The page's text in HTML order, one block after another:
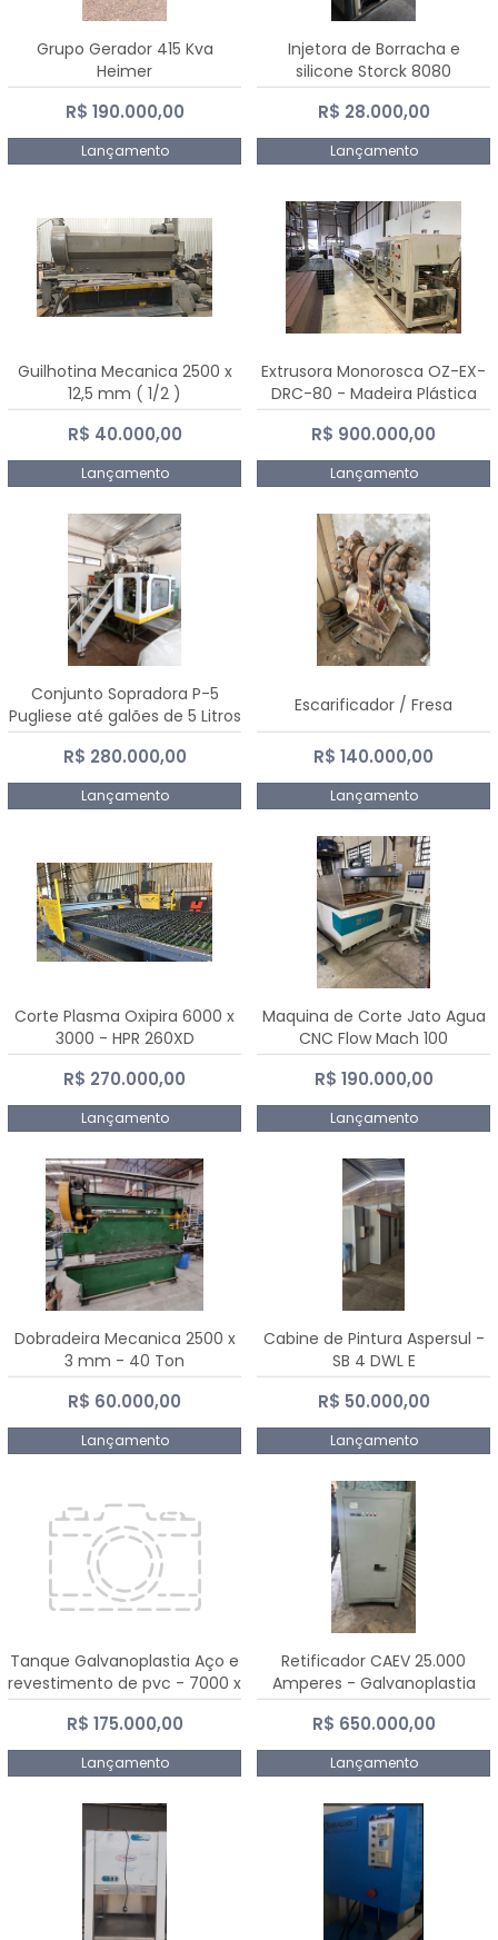
Grupo Gerador 415 Kva
Heimer
R$ 190.000,00
Lançamento
Injetora de Borracha e
silicone Storck 8080
R$ 28.000,00
Lançamento
Guilhotina Mecanica 2500 x
12,5 mm ( 1/2 )
R$ 40.000,00
Lançamento
Extrusora Monorosca OZ-EX-
DRC-80 - Madeira Plástica
R$ 900.000,00
Lançamento
Conjunto Sopradora P-5
Pugliese até galões de 5 Litros
R$ 280.000,00
Lançamento
Escarificador / Fresa
R$ 140.000,00
Lançamento
Corte Plasma Oxipira 6000 x
3000 - HPR 260XD
R$ 270.000,00
Lançamento
Maquina de Corte Jato Agua
CNC Flow Mach 100
R$ 190.000,00
Lançamento
Dobradeira Mecanica 2500 x
3 mm - 40 Ton
R$ 60.000,00
Lançamento
Cabine de Pintura Aspersul -
SB 4 DWL E
R$ 50.000,00
Lançamento
Tanque Galvanoplastia Aço e
revestimento de pvc - 7000 x
2200 mm
R$ 175.000,00
Lançamento
Retificador CAEV 25.000
Amperes - Galvanoplastia
R$ 650.000,00
Lançamento